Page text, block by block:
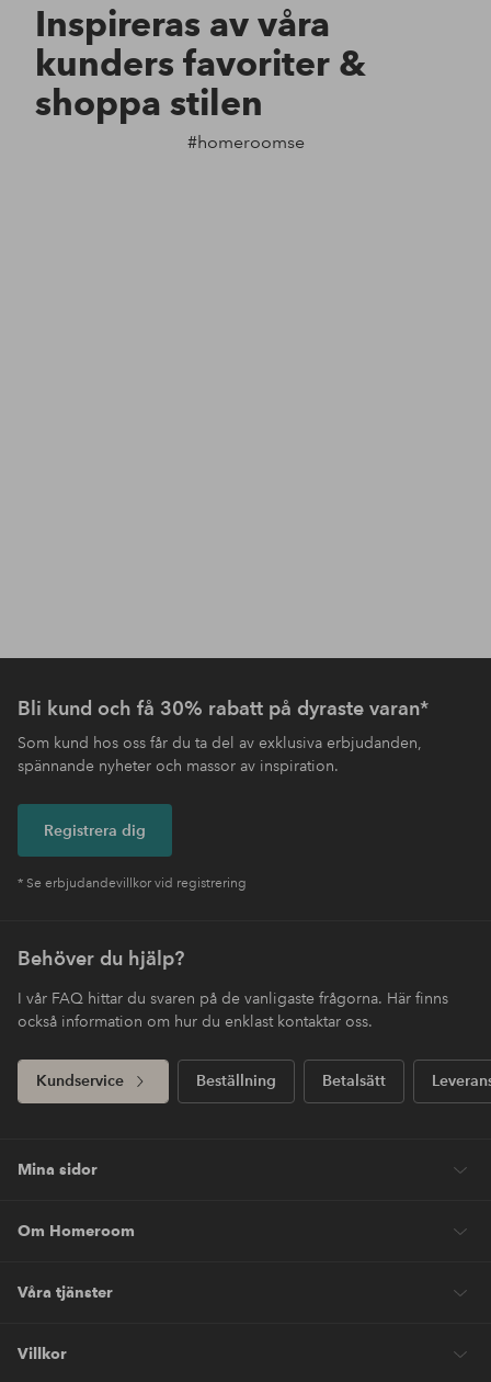
Inspireras av våra
kunders favoriter &
shoppa stilen
#homeroomse
Bli kund och få 30% rabatt på dyraste varan*
Som kund hos oss får du ta del av exklusiva erbjudanden,
spännande nyheter och massor av inspiration.
Registrera dig
* Se erbjudandevillkor vid registrering
Behöver du hjälp?
I vår FAQ hittar du svaren på de vanligaste frågorna. Här finns
också information om hur du enklast kontaktar oss.
Kundservice Beställning Betalsätt
Mina sidor
Om Homeroom
Våra tjänster
Villkor